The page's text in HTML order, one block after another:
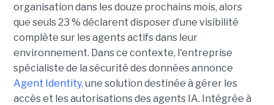
organisation dans les douze prochains mois, alors
que seuls 23 % déclarent disposer d’une visibilité
complète sur les agents actifs dans leur
environnement. Dans ce contexte, l'entreprise
spécialiste de la sécurité des données annonce
Agent Identity, une solution destinée à gérer les
accès et les autorisations des agents IA. Intégrée à